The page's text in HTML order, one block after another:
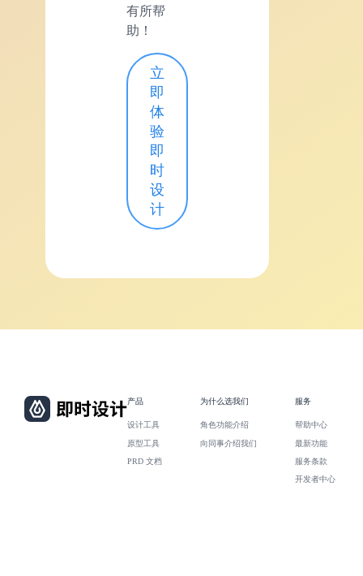
有所帮
助！
立
即
体
验
即
时
设
计
产品
设计工具
原型工具
PRD 文档
为什么选我们
角色功能介绍
向同事介绍我们
服务
帮助中心
最新功能
服务条款
开发者中心